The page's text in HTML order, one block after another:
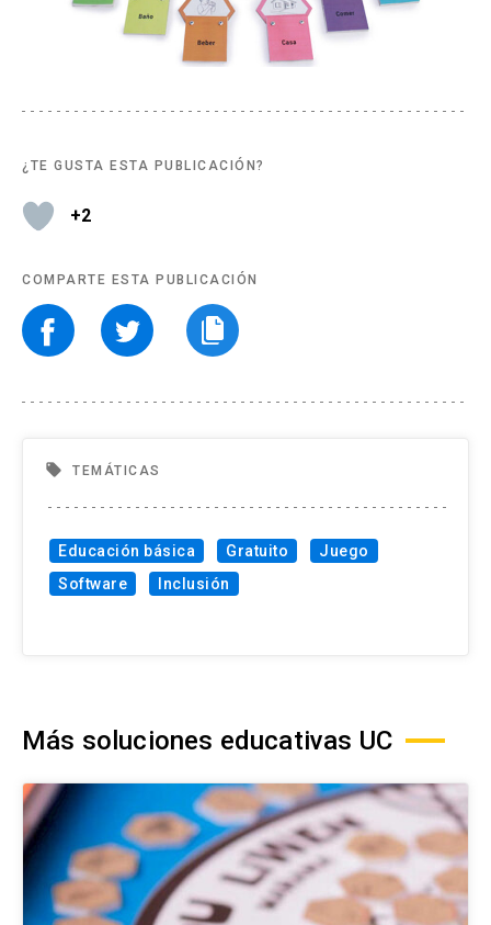
¿TE GUSTA ESTA PUBLICACIÓN?
+2
COMPARTE ESTA PUBLICACIÓN
local_offer TEMÁTICAS
Educación básica Gratuito
Juego
Software
Inclusión
Más soluciones educativas UC